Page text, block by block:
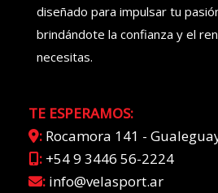
diseñado para impulsar tu
brindándote la confianza y el
necesitas.
TE ESPERAMOS:
: Rocamora 141 -
: +54 9 3446 56-2224
: info@velasport.ar